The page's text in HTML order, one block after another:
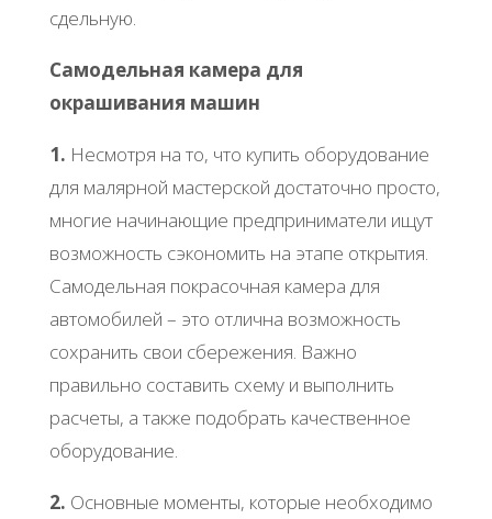
сдельную.
Самодельная камера для
окрашивания машин
1. Несмотря на то, что купить оборудование
для малярной мастерской достаточно просто,
многие начинающие предприниматели ищут
возможность сэкономить на этапе открытия.
Самодельная покрасочная камера для
автомобилей – это отлична возможность
сохранить свои сбережения. Важно
правильно составить схему и выполнить
расчеты, а также подобрать качественное
оборудование.
2. Основные моменты, которые необходимо